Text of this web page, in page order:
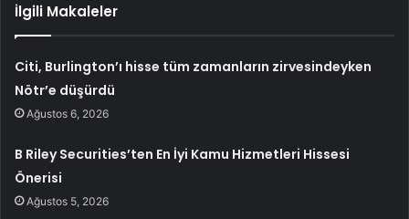
İlgili Makaleler
Citi, Burlington’ı hisse tüm zamanların zirvesindeyken
Nötr’e düşürdü
Ağustos 6, 2026
B Riley Securities’ten En İyi Kamu Hizmetleri Hissesi
Önerisi
Ağustos 5, 2026